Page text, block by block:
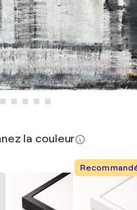
la couleur